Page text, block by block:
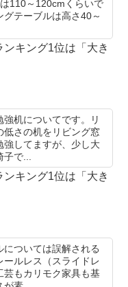
110～120cmくらいで
テーブルは高さ40～
キング1位は「大き
机についてです。リ
低さの机をリビング窓
強してますが、少し大
子で...
キング1位は「大き
ついては誤解される
ールレス（スライドレ
芸もカリモク家具も基